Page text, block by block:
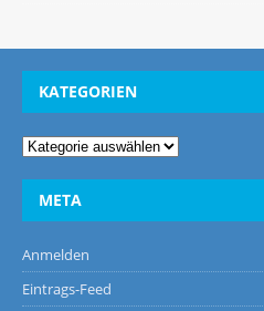
KATEGORIEN
META
Anmelden
Eintrags-Feed